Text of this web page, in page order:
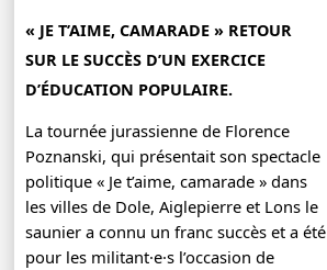
« JE T’AIME, CAMARADE » RETOUR
SUR LE SUCCÈS D’UN EXERCICE
D’ÉDUCATION POPULAIRE.
La tournée jurassienne de Florence
Poznanski, qui présentait son spectacle
politique « Je t’aime, camarade » dans
les villes de Dole, Aiglepierre et Lons le
saunier a connu un franc succès et a été
pour les militant·e·s l’occasion de